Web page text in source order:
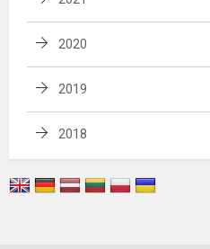
2020
2019
2018